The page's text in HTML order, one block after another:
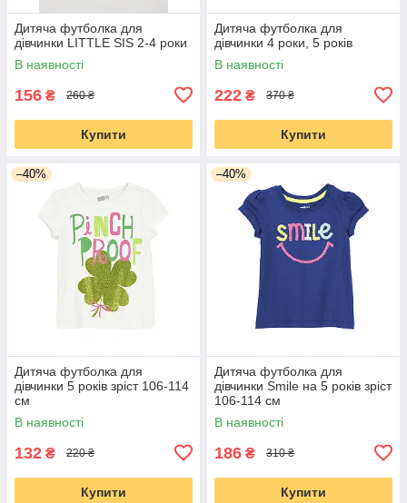
Дитяча футболка для
дівчинки LITTLE SIS 2-4 роки
В наявності
156 ₴ 260 ₴
Купити
Дитяча футболка для
дівчинки 4 роки, 5 років
В наявності
222 ₴ 370 ₴
Купити
–40%
Дитяча футболка для
дівчинки 5 років зріст 106-114
см
В наявності
132 ₴ 220 ₴
Купити
–40%
Дитяча футболка для
дівчинки Smile на 5 років зріст
106-114 см
В наявності
186 ₴ 310 ₴
Купити